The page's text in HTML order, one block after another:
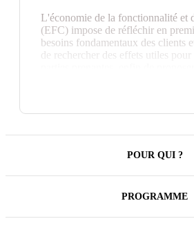
L'économie de la fonctionnalité et
(EFC) impose de réfléchir en
besoins fondamentaux des clients
de rechercher des effets utiles pour
plus adaptés à leur usage. La
est bien visée par cette nouvelle
définis par l'ADEME, et l'un des
engager les futurs projets dans une
coopération.
POUR QUI ?
PROGRAMME